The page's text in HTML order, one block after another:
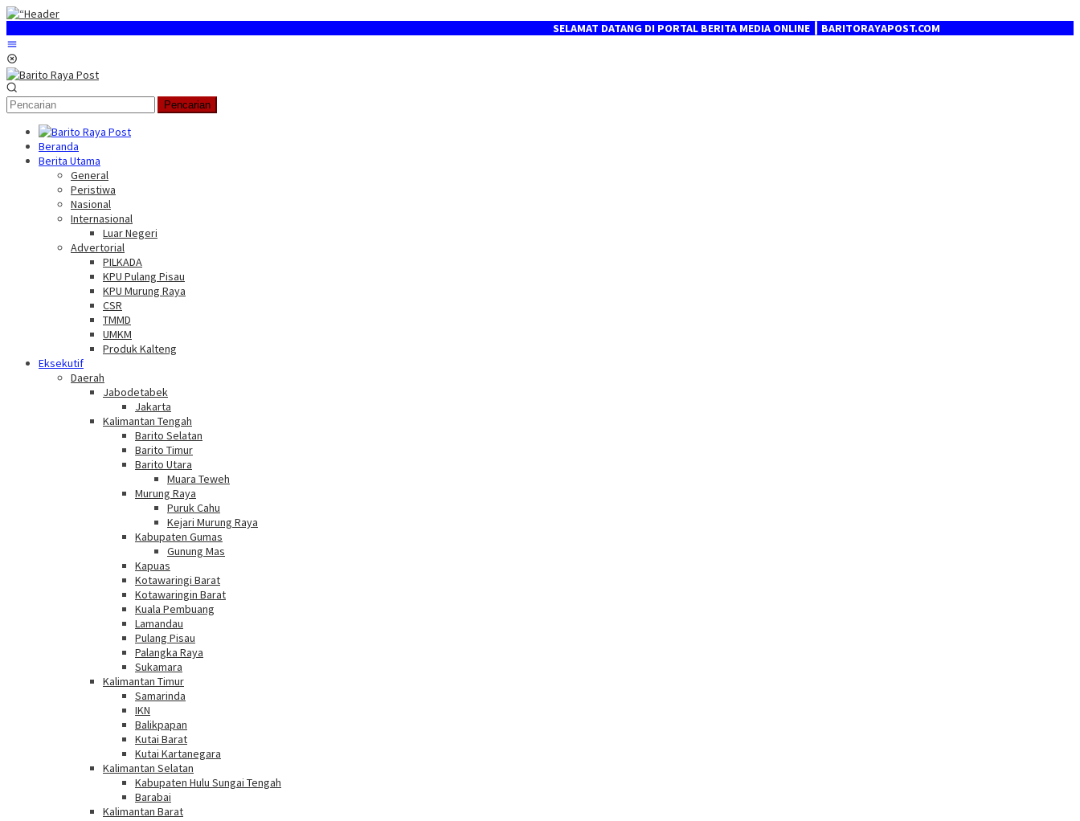
Loncat
konten
SELAMAT DATANG DI PORTAL BERITA MEDIA ONLINE ┃ BARITORAYAPOST.COM
Pencarian
Beranda
Berita Utama
General
Peristiwa
Nasional
Internasional
Luar Negeri
Advertorial
PILKADA
KPU Pulang Pisau
KPU Murung Raya
CSR
TMMD
UMKM
Produk Kalteng
Eksekutif
Daerah
Jabodetabek
Jakarta
Kalimantan Tengah
Barito Selatan
Barito Timur
Barito Utara
Muara Teweh
Murung Raya
Puruk Cahu
Kejari Murung Raya
Kabupaten Gumas
Gunung Mas
Kapuas
Kotawaringi Barat
Kotawaringin Barat
Kuala Pembuang
Lamandau
Pulang Pisau
Palangka Raya
Sukamara
Kalimantan Timur
Samarinda
IKN
Balikpapan
Kutai Barat
Kutai Kartanegara
Kalimantan Selatan
Kabupaten Hulu Sungai Tengah
Barabai
Kalimantan Barat